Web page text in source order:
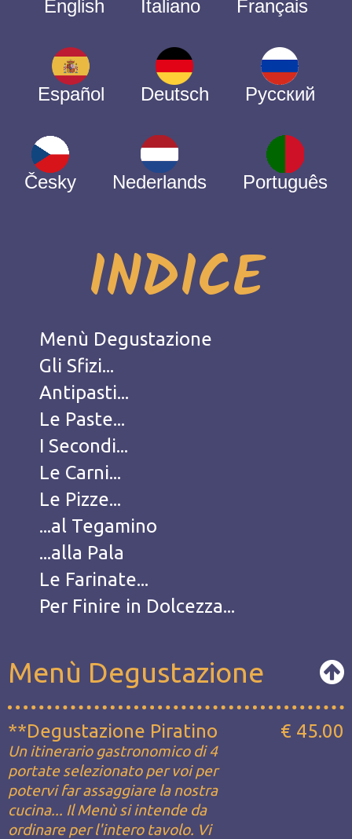
English Italiano Français
Español Deutsch Русский
Česky Nederlands Português
INDICE
Menù Degustazione
Gli Sfizi...
Antipasti...
Le Paste...
I Secondi...
Le Carni...
Le Pizze...
...al Tegamino
...alla Pala
Le Farinate...
Per Finire in Dolcezza...
Menù Degustazione
**Degustazione Piratino
Un itinerario gastronomico di 4
portate selezionato per voi per
potervi far assaggiare la nostra
cucina... Il Menù si intende da
ordinare per l'intero tavolo. Vi
€ 45.00